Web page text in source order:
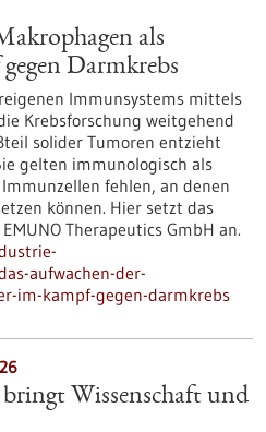
als
Darmkrebs
Immunsystems mittels
Krebsforschung weitgehend
solider Tumoren entzieht
gelten immunologisch als
fehlen, an denen
können. Hier setzt das
Therapeutics GmbH an.
aufwachen-der-
im-kampf-gegen-darmkrebs
bringt Wissenschaft und